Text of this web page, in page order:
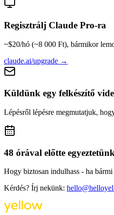
Regisztrálj Claude Pro-ra
~$20/hó (~8 000 Ft), bármikor
claude.ai/upgrade →
Küldünk egy felkészítő
Lépésről lépésre megmutatjuk,
48 órával előtte egyeztetünk
Hogy biztosan indulhass - ha
Kérdés? Írj nekünk: